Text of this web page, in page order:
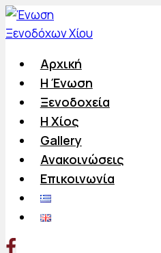
Skip
to
Αρχική
Η Ένωση
Ξενοδοχεία
Η Χίος
Gallery
Ανακοινώσεις
Επικοινωνία